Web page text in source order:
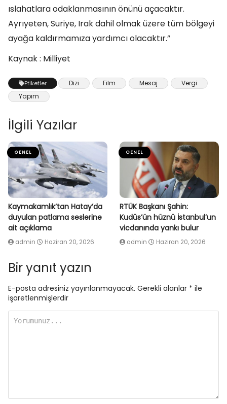
ıslahatlara odaklanmasının önünü açacaktır.
Ayrıyeten, Suriye, Irak dahil olmak üzere tüm bölgeyi
ayağa kaldırmamıza yardımcı olacaktır.”
Kaynak : Milliyet
Etiketler Dizi Film Mesaj
Vergi
Yapım
İlgili Yazılar
GENEL
Kaymakamlık’tan Hatay’da
duyulan patlama seslerine
ait açıklama
admin Haziran 20, 2026
GENEL
RTÜK Başkanı Şahin:
Kudüs’ün hüznü İstanbul’un
vicdanında yankı bulur
admin Haziran 20, 2026
Bir yanıt yazın
E-posta adresiniz yayınlanmayacak. Gerekli alanlar * ile
işaretlenmişlerdir